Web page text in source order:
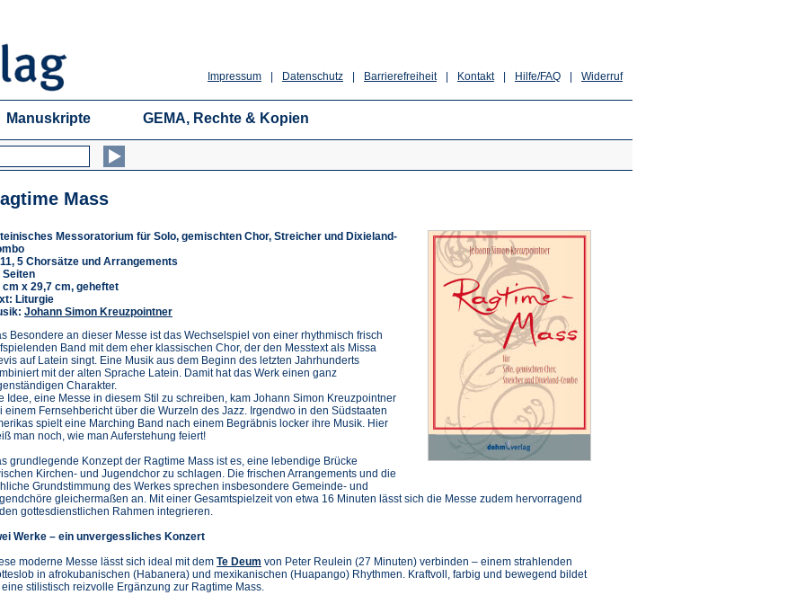
Widerruf
Hilfe/FAQ
Kontakt
Barrierefreiheit
Datenschutz
Impressum
Manuskripte GEMA, Rechte & Kopien
Mass
Messoratorium für Solo, gemischten Chor, Streicher und Dixieland-
5 Chorsätze und Arrangements
Seiten
cm x 29,7 cm, geheftet
Liturgie
Johann Simon Kreuzpointner
Besondere an dieser Messe ist das Wechselspiel von einer rhythmisch frisch
Band mit dem eher klassischen Chor, der den Messtext als Missa
auf Latein singt. Eine Musik aus dem Beginn des letzten Jahrhunderts
mit der alten Sprache Latein. Damit hat das Werk einen ganz
Charakter.
Idee, eine Messe in diesem Stil zu schreiben, kam Johann Simon Kreuzpointner
einem Fernsehbericht über die Wurzeln des Jazz. Irgendwo in den Südstaaten
spielt eine Marching Band nach einem Begräbnis locker ihre Musik. Hier
man noch, wie man Auferstehung feiert!
grundlegende Konzept der Ragtime Mass ist es, eine lebendige Brücke
Kirchen- und Jugendchor zu schlagen. Die frischen Arrangements und die
Grundstimmung des Werkes sprechen insbesondere Gemeinde- und
gleichermaßen an. Mit einer Gesamtspielzeit von etwa 16 Minuten lässt sich die Messe zudem hervorragend
gottesdienstlichen Rahmen integrieren.
Werke – ein unvergessliches Konzert
moderne Messe lässt sich ideal mit dem Te Deum von Peter Reulein (27 Minuten) verbinden – einem strahlenden
in afrokubanischen (Habanera) und mexikanischen (Huapango) Rhythmen. Kraftvoll, farbig und bewegend bildet
eine stilistisch reizvolle Ergänzung zur Ragtime Mass.